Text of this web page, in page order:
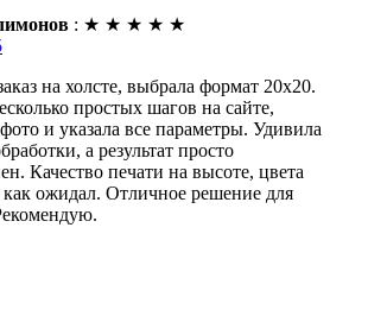
: ★ ★ ★ ★ ★
на холсте, выбрала формат 20х20.
простых шагов на сайте,
и указала все параметры. Удивила
а результат просто
Качество печати на высоте, цвета
как ожидал. Отличное решение для